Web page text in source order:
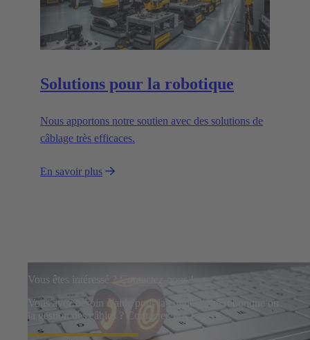
Solutions pour la robotique
Nous apportons notre soutien avec des solutions de
câblage très efficaces.
En savoir plus
Vous êtes intéressé ? Contactez-nous !
Vous avez besoin d'aide pour la connectivité robotique ou
la gestion des câbles ? Contactez nos experts.